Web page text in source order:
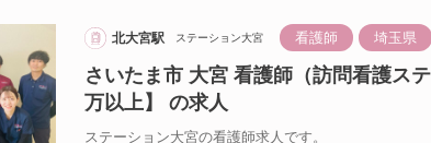
北大宮駅 ステーション大宮 看護師 埼玉県
さいたま市 大宮 看護師（訪問看護ス
万以上】 の求人
ステーション大宮の看護師求人です。